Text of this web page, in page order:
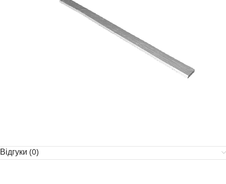
Відгуки (0)